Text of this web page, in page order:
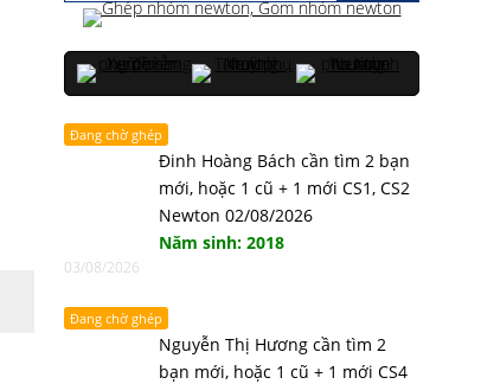
Đang chờ ghép
Đinh Hoàng Bách cần tìm 2 bạn
mới, hoặc 1 cũ + 1 mới CS1, CS2
Newton 02/08/2026
Năm sinh: 2018
03/08/2026
Đang chờ ghép
Nguyễn Thị Hương cần tìm 2
bạn mới, hoặc 1 cũ + 1 mới CS4